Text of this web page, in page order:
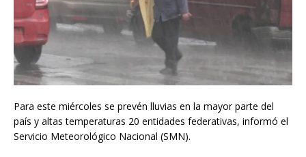
Para este miércoles se prevén lluvias en la mayor parte del
país y altas temperaturas 20 entidades federativas, informó el
Servicio Meteorológico Nacional (SMN).